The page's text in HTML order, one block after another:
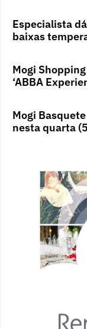
Especialista
baixas
Mogi
‘ABBA
Mogi
nesta quarta